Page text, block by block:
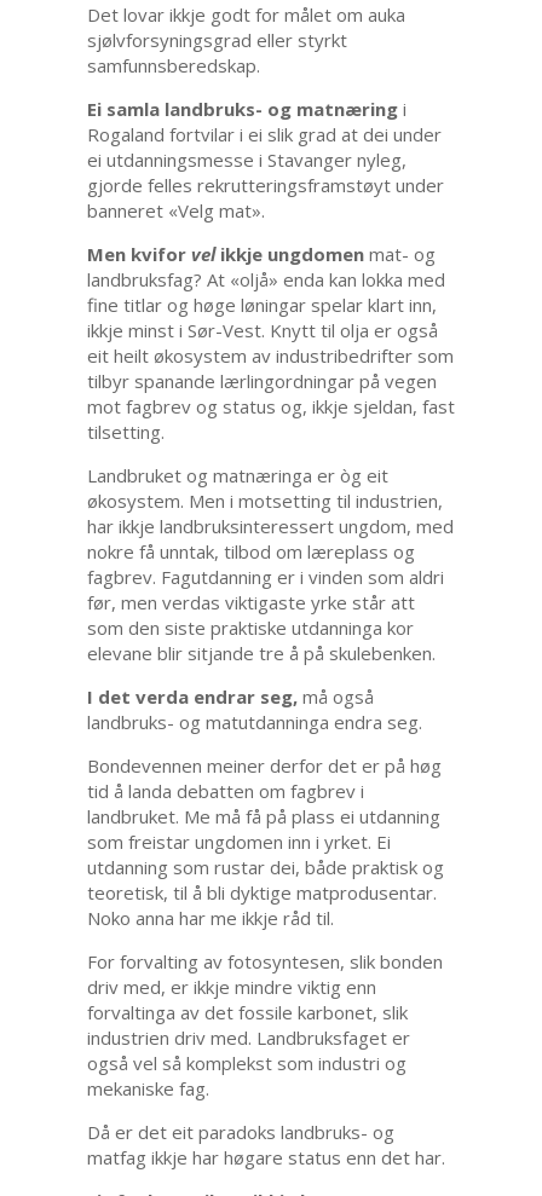
Det lovar ikkje godt for målet om auka
sjølvforsyningsgrad eller styrkt
samfunnsberedskap.
Ei samla landbruks- og matnæringi
Rogaland fortvilar i ei slik grad at dei under
ei utdanningsmesse i Stavanger nyleg,
gjorde felles rekrutteringsframstøyt under
banneret «Velg mat».
Men kvifor velikkje ungdomenmat- og
landbruksfag? At «oljå» enda kan lokka med
fine titlar og høge løningar spelar klart inn,
ikkje minst i Sør-Vest. Knytt til olja er også
eit heilt økosystem av industribedrifter som
tilbyr spanande lærlingordningar på vegen
mot fagbrev og status og, ikkje sjeldan, fast
tilsetting.
Landbruket og matnæringa er òg eit
økosystem. Men i motsetting til industrien,
har ikkje landbruksinteressert ungdom, med
nokre få unntak, tilbod om læreplass og
fagbrev. Fagutdanning er i vinden som aldri
før, men verdas viktigaste yrke står att
som den siste praktiske utdanninga kor
elevane blir sitjande tre å på skulebenken.
I det verda endrar seg,må også
landbruks- og matutdanninga endra seg.
Bondevennen meiner derfor det er på høg
tid å landa debatten om fagbrev i
landbruket. Me må få på plass ei utdanning
som freistar ungdomen inn i yrket. Ei
utdanning som rustar dei, både praktisk og
teoretisk, til å bli dyktige matprodusentar.
Noko anna har me ikkje råd til.
For forvalting av fotosyntesen, slik bonden
driv med, er ikkje mindre viktig enn
forvaltinga av det fossile karbonet, slik
industrien driv med. Landbruksfaget er
også vel så komplekst som industri og
mekaniske fag.
Då er det eit paradoks landbruks- og
matfag ikkje har høgare status enn det har.